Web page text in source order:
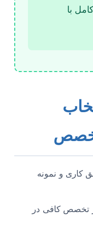
با
کاری و نمونه
تخصص کافی در